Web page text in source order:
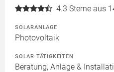
4.3 Sterne aus
SOLARANLAGE
Photovoltaik
SOLAR TÄTIGKEITEN
Beratung, Anlage &